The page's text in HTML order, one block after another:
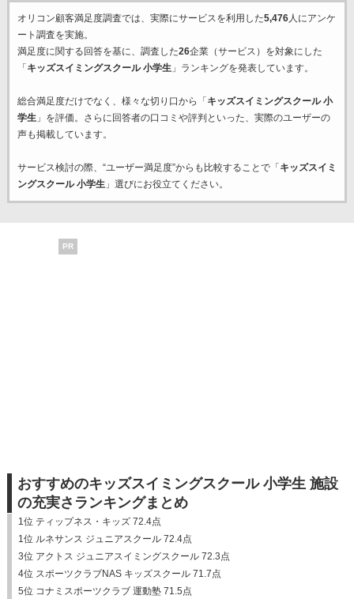
オリコン顧客満足度調査では、実際にサービスを利用した5,476人にアンケ
ート調査を実施。
満足度に関する回答を基に、調査した26企業（サービス）を対象にした
「 キッズスイミングスクール 小学生」ランキングを発表しています。
総合満足度だけでなく、様々な切り口から「 キッズスイミングスクール 小
学生」を評価。さらに回答者の口コミや評判といった、実際のユーザーの
声も掲載しています。
サービス検討の際、“ユーザー満足度”からも比較することで「 キッズスイミ
ングスクール 小学生」選びにお役立てください。
PR
おすすめのキッズスイミングスクール 小学生 施設
の充実さランキングまとめ
1位 ティップネス・キッズ 72.4点
1位 ルネサンス ジュニアスクール 72.4点
3位 アクトス ジュニアスイミングスクール 72.3点
4位 スポーツクラブNAS キッズスクール 71.7点
5位 コナミスポーツクラブ 運動塾 71.5点